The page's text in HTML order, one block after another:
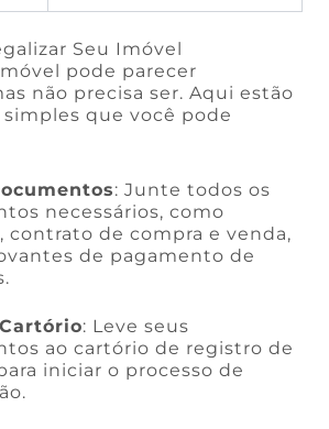
Seu Imóvel
pode parecer
não precisa ser. Aqui estão
simples que você pode
: Junte todos os
necessários, como
contrato de compra e venda,
de pagamento de
: Leve seus
ao cartório de registro de
iniciar o processo de